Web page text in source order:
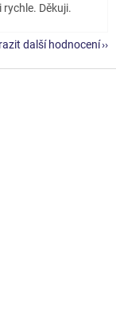
Děkuji.
další hodnocení